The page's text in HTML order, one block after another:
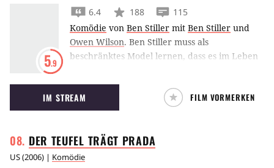
5.9
6.4 188
115
Komödie von Ben Stiller mit Ben Stiller und
Owen Wilson. Ben Stiller muss als
beschränktes Model lernen, dass es im Leben
wahnsinnig gut auszusehen.
IM STREAM FILM VORMERKEN
DER TEUFEL TRÄGT PRADA
US(2006) | Komödie